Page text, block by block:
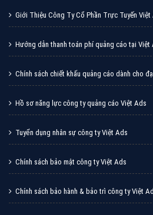
Giới Thiệu Công Ty Cổ Phần Trực Tuyến Việt
Hướng dẫn thanh toán phí quảng cáo tại Việt
Chính sách chiết khấu quảng cáo dành cho
Hồ sơ năng lực công ty quảng cáo Việt Ads
Tuyển dụng nhân sự công ty Việt Ads
Chính sách bảo mật công ty Việt Ads
Chính sách bảo hành & bảo trì công ty Việt